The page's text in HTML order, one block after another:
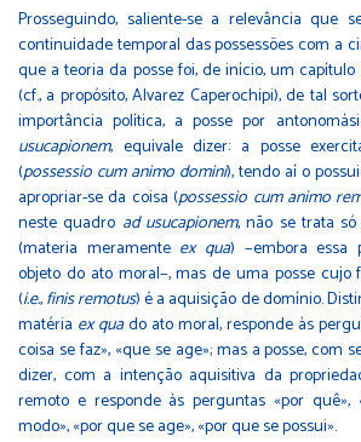
Prosseguindo, saliente-se a relevância que
continuidade temporal das possessões com a
que a teoria da posse foi, de início, um
(cf., a propósito, Alvarez Caperochipi), de tal
importância política, a posse por
usucapionem, equivale dizer: a posse
(possessio cum animo domini), tendo aí o
apropriar-se da coisa (possessio cum animo
neste quadro ad usucapionem, não se trata
(materia meramente ex qua) −embora essa
objeto do ato moral−, mas de uma posse cujo
(i.e.,finis remotus) é a aquisição de domínio.
matéria ex quado ato moral, responde às
coisa se faz», «que se age»; mas a posse, com
dizer, com a intenção aquisitiva da
remoto e responde às perguntas «por
modo», «por que se age», «por que se possui».